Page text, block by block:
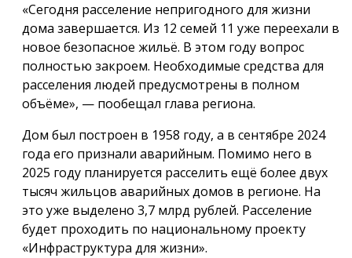
«Сегодня расселение непригодного для жизни
дома завершается. Из 12 семей 11 уже переехали в
новое безопасное жильё. В этом году вопрос
полностью закроем. Необходимые средства для
расселения людей предусмотрены в полном
объёме», — пообещал глава региона.
Дом был построен в 1958 году, а в сентябре 2024
года его признали аварийным. Помимо него в
2025 году планируется расселить ещё более двух
тысяч жильцов аварийных домов в регионе. На
это уже выделено 3,7 млрд рублей. Расселение
будет проходить по национальному проекту
«Инфраструктура для жизни».